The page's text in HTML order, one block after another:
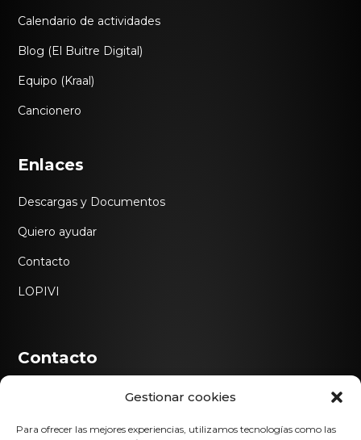
Gestionar cookies
Para ofrecer las mejores experiencias, utilizamos tecnologías como las
Calendario de actividades
Blog (El Buitre Digital)
Equipo (Kraal)
Cancionero
Enlaces
Descargas y Documentos
Quiero ayudar
Contacto
LOPIVI
Contacto
 304@scoutsdeandalucia.org